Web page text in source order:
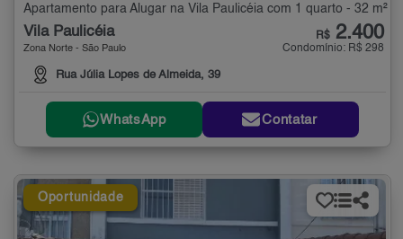
Apartamento para Alugar na Vila Paulicéia com 1 quarto - 32 m²
Vila Paulicéia
Zona Norte - São Paulo
Rua Júlia Lopes de Almeida, 39
R$ 2.400
Condomínio: R$ 298
WhatsApp Contatar
Oportunidade